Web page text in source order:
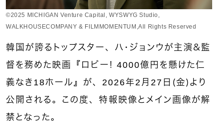
©︎2025 MICHIGAN Venture Capital, WYSWYG Studio,
WALKHOUSECOMPANY & FILMMOMENTUM,All Rights Reserved
韓国が誇るトップスター、ハ・ジョンウが主演＆監
督を務めた映画『ロビー！ 4000億円を懸けた仁
義なき18ホール』が、2026年2月27日（金）より
公開される。この度、特報映像とメイン画像が解
禁となった。